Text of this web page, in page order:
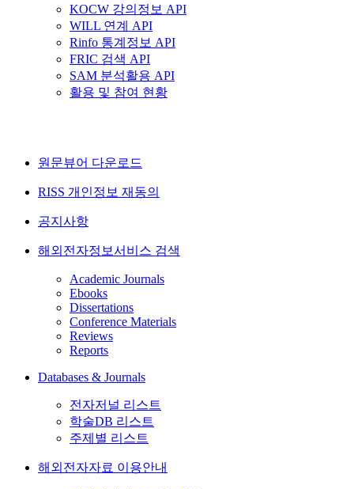
KOCW 강의정보 API
WILL 연계 API
Rinfo 통계정보 API
FRIC 검색 API
SAM 분석활용 API
활용 및 참여 현황
원문뷰어 다운로드
RISS 개인정보 재동의
공지사항
해외전자정보서비스 검색
Academic Journals
Ebooks
Dissertations
Conference Materials
Reviews
Reports
Databases & Journals
전자저널 리스트
학술DB 리스트
주제별 리스트
해외전자자료 이용안내